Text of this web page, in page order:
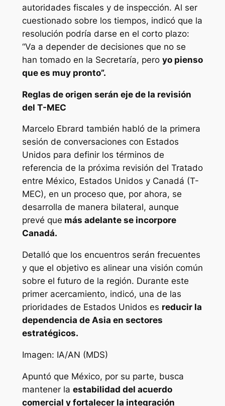
autoridades fiscales y de inspección. Al ser
cuestionado sobre los tiempos, indicó que la
resolución podría darse en el corto plazo:
“Va a depender de decisiones que no se
han tomado en la Secretaría, pero yo pienso
que es muy pronto”.
Reglas de origen serán eje de la revisión
del T-MEC
Marcelo Ebrard también habló de la primera
sesión de conversaciones con Estados
Unidos para definir los términos de
referencia de la próxima revisión del Tratado
entre México, Estados Unidos y Canadá (T-
MEC), en un proceso que, por ahora, se
desarrolla de manera bilateral, aunque
prevé que más adelante se incorpore
Canadá.
Detalló que los encuentros serán frecuentes
y que el objetivo es alinear una visión común
sobre el futuro de la región. Durante este
primer acercamiento, indicó, una de las
prioridades de Estados Unidos es reducir la
dependencia de Asia en sectores
estratégicos.
Imagen: IA/AN (MDS)
Apuntó que México, por su parte, busca
mantener la estabilidad del acuerdo
comercial y fortalecer la integración